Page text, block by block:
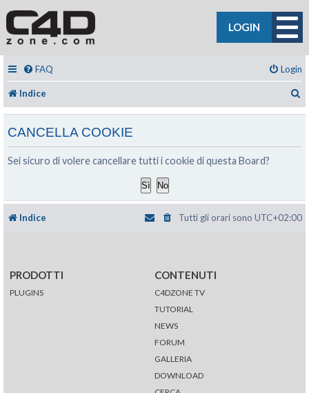
LOGIN
FAQ Login
Indice
CANCELLA COOKIE
Sei sicuro di volere cancellare tutti i cookie di questa Board?
Indice Tutti gli orari sono UTC+02:00
PRODOTTI
PLUGINS
CONTENUTI
C4DZONE TV
TUTORIAL
NEWS
FORUM
GALLERIA
DOWNLOAD